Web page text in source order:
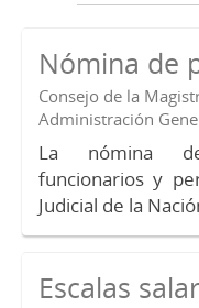
Nómina de
Consejo de la
Administración
La nómina
funcionarios y
Judicial de la
Escalas